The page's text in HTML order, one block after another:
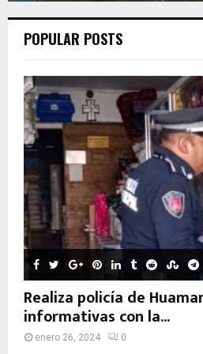
POPULAR POSTS
Realiza policía de
informativas con la...
enero 26, 2024 0